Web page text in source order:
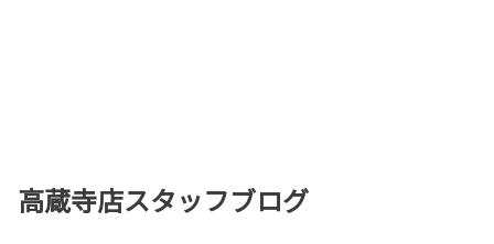
高蔵寺店スタッフブログ